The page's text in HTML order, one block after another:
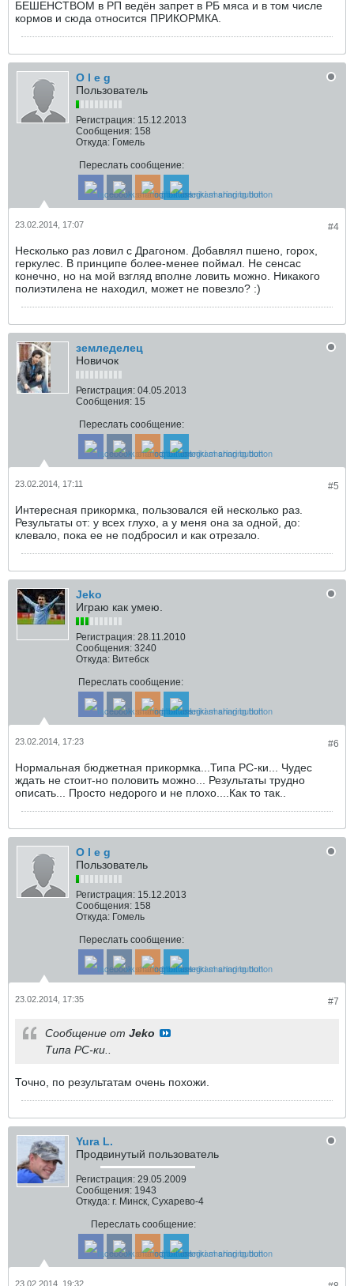
БЕШЕНСТВОМ в РП ведён запрет в РБ мяса и в том числе
кормов и сюда относится ПРИКОРМКА.
O l e g
Пользователь
Регистрация: 15.12.2013
Сообщения: 158
Откуда: Гомель
Переслать сообщение:
#4
23.02.2014, 17:07
Несколько раз ловил с Драгоном. Добавлял пшено, горох,
геркулес. В принципе более-менее поймал. Не сенсас
конечно, но на мой взгляд вполне ловить можно. Никакого
полиэтилена не находил, может не повезло? :)
земледелец
Новичок
Регистрация: 04.05.2013
Сообщения: 15
Переслать сообщение:
#5
23.02.2014, 17:11
Интересная прикормка, пользовался ей несколько раз.
Результаты от: у всех глухо, а у меня она за одной, до:
клевало, пока ее не подбросил и как отрезало.
Jeko
Играю как умею.
Регистрация: 28.11.2010
Сообщения: 3240
Откуда: Витебск
Переслать сообщение:
#6
23.02.2014, 17:23
Нормальная бюджетная прикормка...Типа РС-ки... Чудес
ждать не стоит-но половить можно... Результаты трудно
описать... Просто недорого и не плохо....Как то так..
O l e g
Пользователь
Регистрация: 15.12.2013
Сообщения: 158
Откуда: Гомель
Переслать сообщение:
#7
23.02.2014, 17:35
Сообщение от Jeko
Типа РС-ки..
Точно, по результатам очень похожи.
Yura L.
Продвинутый пользователь
Регистрация: 29.05.2009
Сообщения: 1943
Откуда: г. Минск, Сухарево-4
Переслать сообщение:
23.02.2014, 19:32